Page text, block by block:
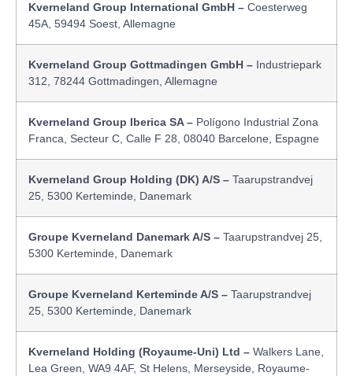
Kverneland Group International GmbH – Coesterweg
45A, 59494 Soest, Allemagne
Kverneland Group Gottmadingen GmbH – Industriepark
312, 78244 Gottmadingen, Allemagne
Kverneland Group Iberica SA – Polígono Industrial Zona
Franca, Secteur C, Calle F 28, 08040 Barcelone, Espagne
Kverneland Group Holding (DK) A/S – Taarupstrandvej
25, 5300 Kerteminde, Danemark
Groupe Kverneland Danemark A/S – Taarupstrandvej 25,
5300 Kerteminde, Danemark
Groupe Kverneland Kerteminde A/S – Taarupstrandvej
25, 5300 Kerteminde, Danemark
Kverneland Holding (Royaume-Uni) Ltd – Walkers Lane,
Lea Green, WA9 4AF, St Helens, Merseyside, Royaume-